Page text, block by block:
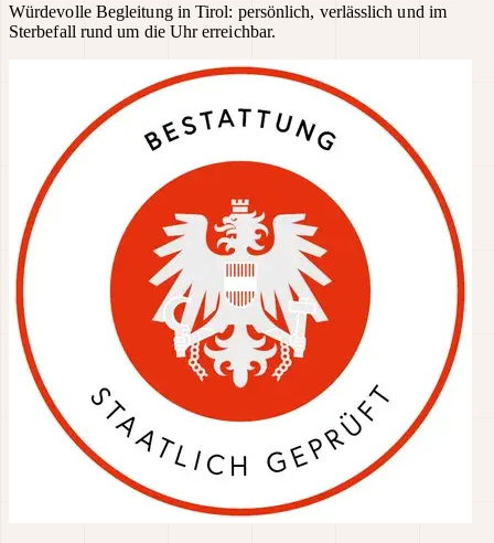
Würdevolle Begleitung in Tirol: persönlich, verlässlich und im
Sterbefall rund um die Uhr erreichbar.